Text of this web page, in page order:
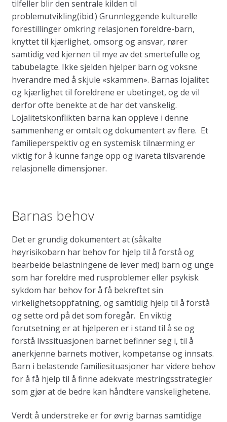
tilfeller blir den sentrale kilden til
problemutvikling(ibid.) Grunnleggende kulturelle
forestillinger omkring relasjonen foreldre-barn,
knyttet til kjærlighet, omsorg og ansvar, rører
samtidig ved kjernen til mye av det smertefulle og
tabubelagte. Ikke sjelden hjelper barn og voksne
hverandre med å skjule «skammen». Barnas lojalitet
og kjærlighet til foreldrene er ubetinget, og de vil
derfor ofte benekte at de har det vanskelig.
Lojalitetskonflikten barna kan oppleve i denne
sammenheng er omtalt og dokumentert av flere. Et
familieperspektiv og en systemisk tilnærming er
viktig for å kunne fange opp og ivareta tilsvarende
relasjonelle dimensjoner.
Barnas behov
Det er grundig dokumentert at (såkalte
høyrisikobarn har behov for hjelp til å forstå og
bearbeide belastningene de lever med) barn og unge
som har foreldre med rusproblemer eller psykisk
sykdom har behov for å få bekreftet sin
virkelighetsoppfatning, og samtidig hjelp til å forstå
og sette ord på det som foregår. En viktig
forutsetning er at hjelperen er i stand til å se og
forstå livssituasjonen barnet befinner seg i, til å
anerkjenne barnets motiver, kompetanse og innsats.
Barn i belastende familiesituasjoner har videre behov
for å få hjelp til å finne adekvate mestringsstrategier
som gjør at de bedre kan håndtere vanskelighetene.
Verdt å understreke er for øvrig barnas samtidige